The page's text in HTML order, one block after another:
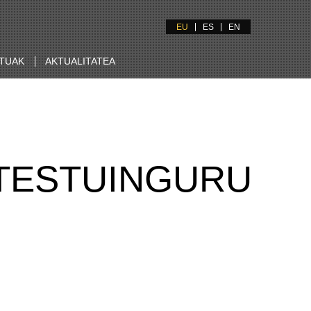
EU ES EN
AKTUALITATEA